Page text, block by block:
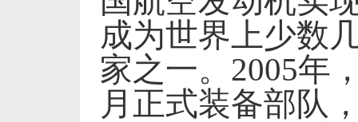
成为世界上少数
家之一。 2005年
月正式装备部队